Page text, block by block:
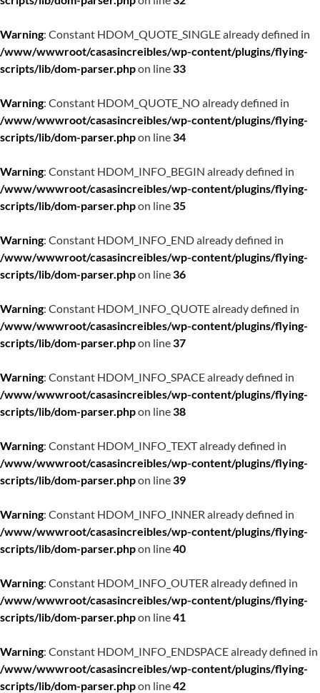
Warning: Constant HDOM_QUOTE_SINGLE already defined in
/www/wwwroot/casasincreibles/wp-content/plugins/flying-
scripts/lib/dom-parser.phpon line33
Warning: Constant HDOM_QUOTE_NO already defined in
/www/wwwroot/casasincreibles/wp-content/plugins/flying-
scripts/lib/dom-parser.phpon line34
Warning: Constant HDOM_INFO_BEGIN already defined in
/www/wwwroot/casasincreibles/wp-content/plugins/flying-
scripts/lib/dom-parser.phpon line35
Warning: Constant HDOM_INFO_END already defined in
/www/wwwroot/casasincreibles/wp-content/plugins/flying-
scripts/lib/dom-parser.phpon line36
Warning: Constant HDOM_INFO_QUOTE already defined in
/www/wwwroot/casasincreibles/wp-content/plugins/flying-
scripts/lib/dom-parser.phpon line37
Warning: Constant HDOM_INFO_SPACE already defined in
/www/wwwroot/casasincreibles/wp-content/plugins/flying-
scripts/lib/dom-parser.phpon line38
Warning: Constant HDOM_INFO_TEXT already defined in
/www/wwwroot/casasincreibles/wp-content/plugins/flying-
scripts/lib/dom-parser.phpon line39
Warning: Constant HDOM_INFO_INNER already defined in
/www/wwwroot/casasincreibles/wp-content/plugins/flying-
scripts/lib/dom-parser.phpon line40
Warning: Constant HDOM_INFO_OUTER already defined in
/www/wwwroot/casasincreibles/wp-content/plugins/flying-
scripts/lib/dom-parser.phpon line41
Warning: Constant HDOM_INFO_ENDSPACE already defined in
/www/wwwroot/casasincreibles/wp-content/plugins/flying-
scripts/lib/dom-parser.phpon line42